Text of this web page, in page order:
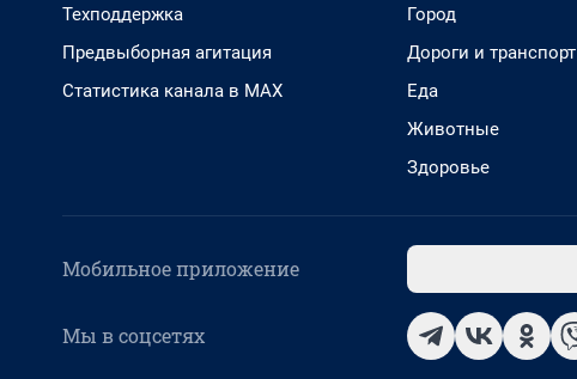
Техподдержка
Предвыборная агитация
Статистика канала в MAX
Город
Дороги и транспорт
Еда
Животные
Здоровье
Мобильное приложение
Мы в соцсетях